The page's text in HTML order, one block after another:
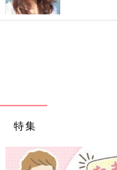
特集